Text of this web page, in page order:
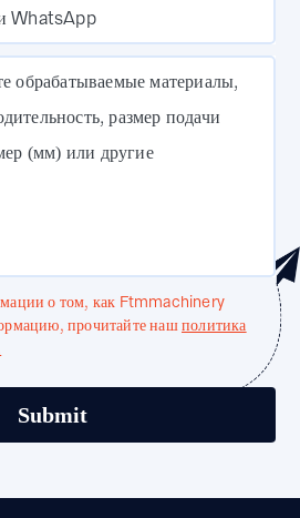
WhatsApp
обрабатываемые материалы,
размер подачи
(мм) или другие
о том, как Ftmmachinery
прочитайте нашполитика